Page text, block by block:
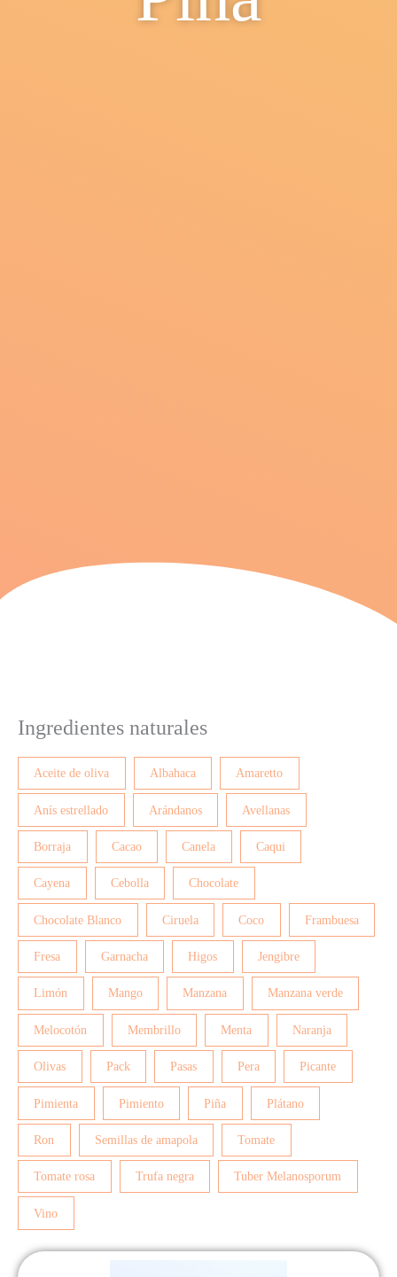
Ingredientes naturales
Aceite de oliva Albahaca Amaretto
Anís estrellado Arándanos Avellanas
Borraja Cacao Canela Caqui
Cayena Cebolla Chocolate
Chocolate Blanco Ciruela Coco Frambuesa
Fresa Garnacha Higos Jengibre
Limón Mango Manzana Manzana verde
Melocotón Membrillo Menta Naranja
Olivas Pack Pasas Pera Picante
Pimienta Pimiento Piña Plátano
Ron Semillas de amapola Tomate
Tomate rosa Trufa negra Tuber Melanosporum
Vino